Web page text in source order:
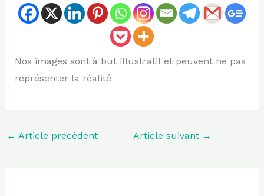
Nos images sont à but illustratif et peuvent ne pas
représenter la réalité
← Article précédent Article suivant →